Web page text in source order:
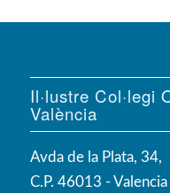
Il·lustre Col·legi
València
Avda de la Plata, 34,
C.P. 46013 - Valencia